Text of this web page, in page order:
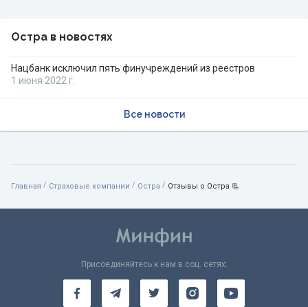
Остра в новостях
Нацбанк исключил пять финучреждений из реестров
1 июня 2022 г.
Все новости
Главная / Страховые компании / Остра / Отзывы о Остра 📃
Присоединяйтесь к нам в соц. сетях: